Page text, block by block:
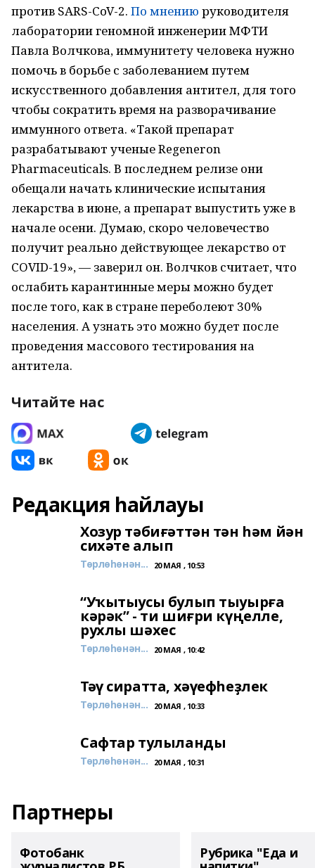
против SARS-CoV-2. По мнению руководителя
лаборатории геномной инженерии МФТИ
Павла Волчкова, иммунитету человека нужно
помочь в борьбе с заболеванием путем
искусственного добавления антител, для того
чтобы сократить время на разворачивание
иммунного ответа. «Такой препарат
разрабатывают ученые Regeneron
Pharmaceuticals. В последнем релизе они
обещали начать клинические испытания
лекарства в июне, а препарат выпустить уже в
начале осени. Думаю, скоро человечество
получит реально действующее лекарство от
COVID-19», — заверил он. Волчков считает, что
ослабить карантинные меры можно будет
после того, как в стране переболеют 30%
населения. А узнать это можно будет после
проведения массового тестирования на
антитела.
Читайте нас
Редакция һайлауы
Хозур тәбиғәттән тән һәм йән
сихәте алып
Төрлөһөнән... 20 МАЯ , 10:53
“Уҡытыусы булып тыуырға
кәрәк” - ти шиғри күңелле,
рухлы шәхес
Төрлөһөнән... 20 МАЯ , 10:42
Тәү сиратта, хәүефһеҙлек
Төрлөһөнән... 20 МАЯ , 10:33
Сафтар тулыланды
Төрлөһөнән... 20 МАЯ , 10:31
Партнеры
Фотобанк Рубрика "Еда и